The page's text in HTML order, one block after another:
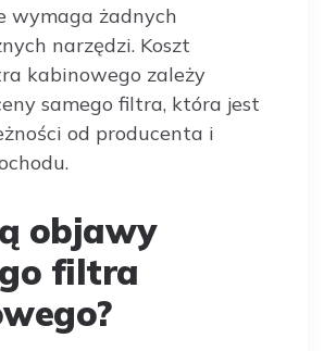
wymaga żadnych
narzędzi. Koszt
kabinowego zależy
samego filtra, która jest
od producenta i
objawy
filtra